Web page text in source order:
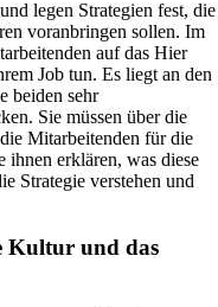
legen Strategien fest, die
voranbringen sollen. Im
auf das Hier
Job tun. Es liegt an den
beiden sehr
Sie müssen über die
Mitarbeitenden für die
ihnen erklären, was diese
Strategie verstehen und
Kultur und das